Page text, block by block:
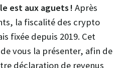
est aux aguets ! Après
la fiscalité des crypto
fixée depuis 2019. Cet
vous la présenter, afin de
déclaration de revenus